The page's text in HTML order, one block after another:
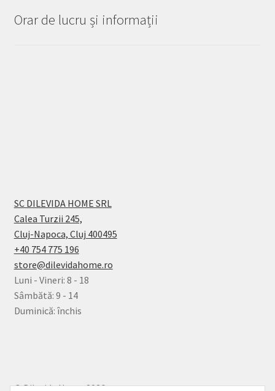
Orar de lucru și informații
SC DILEVIDA HOME SRL
Calea Turzii 245,
Cluj-Napoca, Cluj 400495
+40 754 775 196
store@dilevidahome.ro
Luni - Vineri: 8 - 18
Sâmbătă: 9 - 14
Duminică: închis
© Dilevida Home 2026